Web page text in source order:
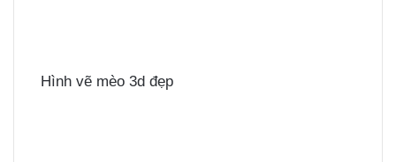
Hình vẽ mèo 3d đẹp